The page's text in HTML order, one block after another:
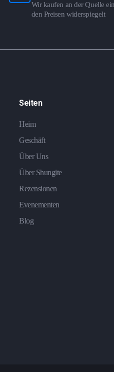
Wir kaufen an der Quelle
den Preisen widerspiegelt
Seiten
Heim
Geschäft
Über Uns
Über Shungite
Rezensionen
Evenementen
Blog